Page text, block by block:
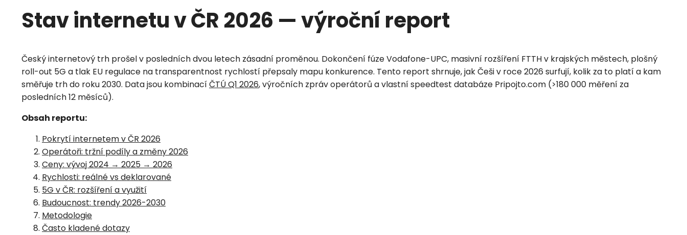
Stav internetu v ČR 2026 — výroční report
Český internetový trh prošel v posledních dvou letech zásadní proměnou. Dokončení fúze Vodafone-UPC, masivní rozšíření FTTH v krajských městech, plošný
roll-out 5G a tlak EU regulace na transparentnost rychlostí přepsaly mapu konkurence. Tento report shrnuje, jak Češi v roce 2026 surfují, kolik za to platí a kam
směřuje trh do roku 2030. Data jsou kombinacíČTÚ Q1 2026, výročních zpráv operátorů a vlastní speedtest databáze Pripojto.com (>180 000 měření za
posledních 12 měsíců).
Obsah reportu:
Pokrytí internetem v ČR 2026
Operátoři: tržní podíly a změny 2026
Ceny: vývoj 2024 → 2025 → 2026
Rychlosti: reálné vs deklarované
5G v ČR: rozšíření a využití
Budoucnost: trendy 2026-2030
Metodologie
Často kladené dotazy